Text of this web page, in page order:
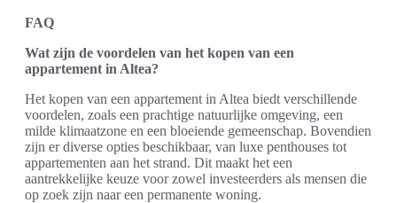
FAQ
Wat zijn de voordelen van het kopen van een
appartement in Altea?
Het kopen van een appartement in Altea biedt verschillende
voordelen, zoals een prachtige natuurlijke omgeving, een
milde klimaatzone en een bloeiende gemeenschap. Bovendien
zijn er diverse opties beschikbaar, van luxe penthouses tot
appartementen aan het strand. Dit maakt het een
aantrekkelijke keuze voor zowel investeerders als mensen die
op zoek zijn naar een permanente woning.